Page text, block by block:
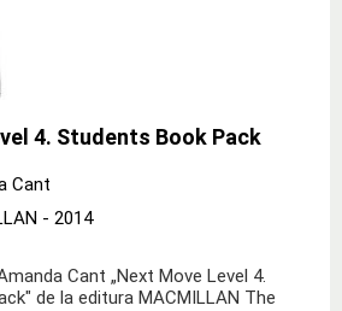
4. Students Book Pack
Cant
- 2014
Cant „Next Move Level 4.
de la editura MACMILLAN The